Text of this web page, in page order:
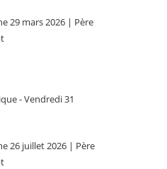
29 mars 2026 | Père
- Vendredi 31
26 juillet 2026 | Père